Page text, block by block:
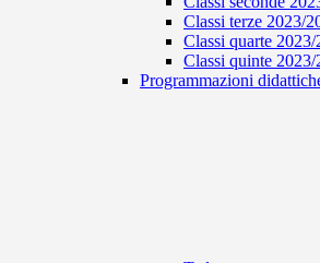
Classi terze 2023/
Classi quarte 2023/
Classi quinte 2023/
Programmazioni